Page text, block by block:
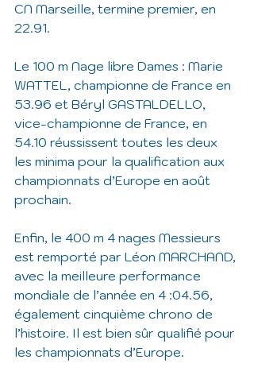
CN Marseille, termine premier, en
22.91.
Le 100 m Nage libre Dames : Marie
WATTEL, championne de France en
53.96 et Béryl GASTALDELLO,
vice-championne de France, en
54.10 réussissent toutes les deux
les minima pour la qualification aux
championnats d’Europe en août
prochain.
Enfin, le 400 m 4 nages Messieurs
est remporté par Léon MARCHAND,
avec la meilleure performance
mondiale de l’année en 4 :04.56,
également cinquième chrono de
l’histoire. Il est bien sûr qualifié pour
les championnats d’Europe.